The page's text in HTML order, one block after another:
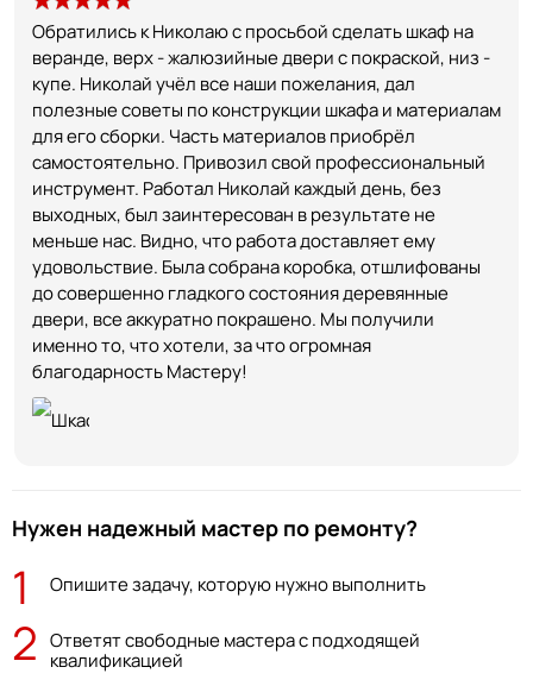
Обратились к Николаю с просьбой сделать шкаф на
веранде, верх - жалюзийные двери с покраской, низ -
купе. Николай учёл все наши пожелания, дал
полезные советы по конструкции шкафа и материалам
для его сборки. Часть материалов приобрёл
самостоятельно. Привозил свой профессиональный
инструмент. Работал Николай каждый день, без
выходных, был заинтересован в результате не
меньше нас. Видно, что работа доставляет ему
удовольствие. Была собрана коробка, отшлифованы
до совершенно гладкого состояния деревянные
двери, все аккуратно покрашено. Мы получили
именно то, что хотели, за что огромная
благодарность Мастеру!
Нужен надежный мастер по ремонту?
1 Опишите задачу, которую нужно выполнить
2 Ответят свободные мастера с подходящей
квалификацией